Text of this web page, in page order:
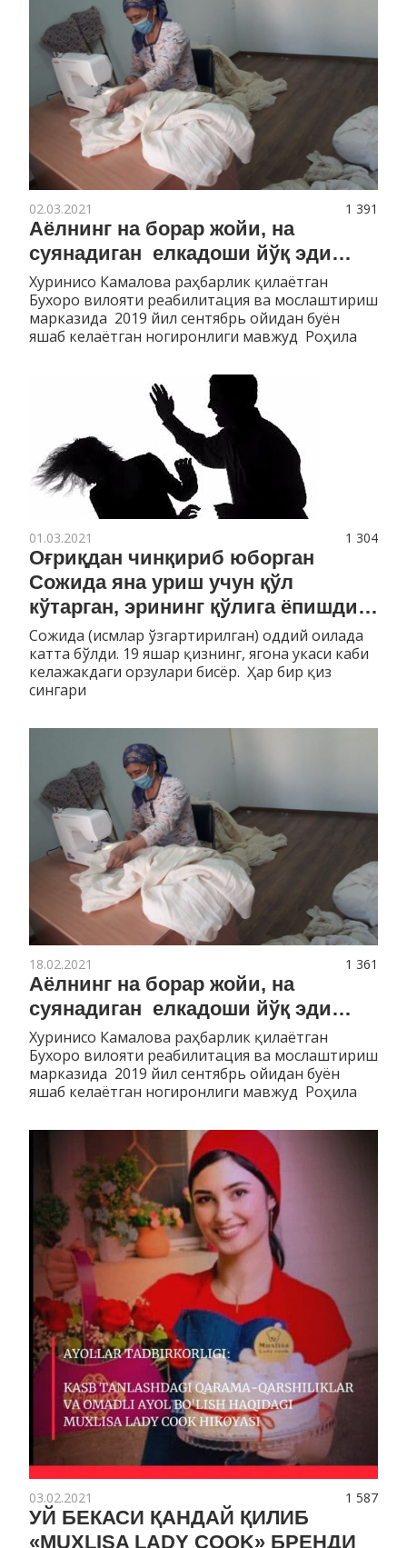
1 391
02.03.2021
Аёлнинг на борар жойи, на
суянадиган елкадоши йўқ эди…
Хуринисо Камалова раҳбарлик қилаётган
Бухоро вилояти реабилитация ва мослаштириш
марказида 2019 йил сентябрь ойидан буён
яшаб келаётган ногиронлиги мавжуд Роҳила
1 304
01.03.2021
Оғриқдан чинқириб юборган
Сожида яна уриш учун қўл
кўтарган, эрининг қўлига ёпишди…
Сожида (исмлар ўзгартирилган) оддий оилада
катта бўлди. 19 яшар қизнинг, ягона укаси каби
келажакдаги орзулари бисёр. Ҳар бир қиз
сингари
1 361
18.02.2021
Аёлнинг на борар жойи, на
суянадиган елкадоши йўқ эди…
Хуринисо Камалова раҳбарлик қилаётган
Бухоро вилояти реабилитация ва мослаштириш
марказида 2019 йил сентябрь ойидан буён
яшаб келаётган ногиронлиги мавжуд Роҳила
1 587
03.02.2021
УЙ БЕКАСИ ҚАНДАЙ ҚИЛИБ
«MUXLISA LADY COOK» БРЕНДИ